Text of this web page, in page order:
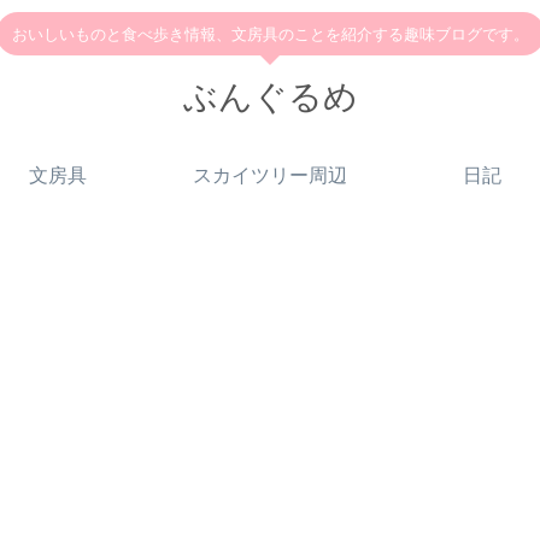
おいしいものと食べ歩き情報、文房具のことを紹介する趣味ブログです。
ぶんぐるめ
文房具 スカイツリー周辺 日記